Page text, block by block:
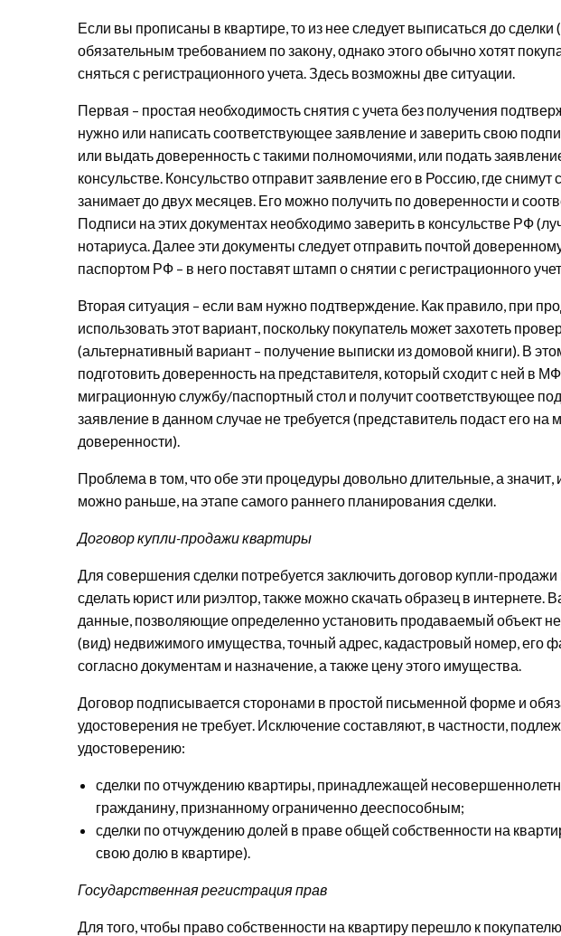
Если вы прописаны в квартире, то из нее следует выписаться до сделки
обязательным требованием по закону, однако этого обычно хотят
сняться с регистрационного учета. Здесь возможны две ситуации.
Первая – простая необходимость снятия с учета без получения
нужно или написать соответствующее заявление и заверить свою
или выдать доверенность с такими полномочиями, или подать
консульстве. Консульство отправит заявление его в Россию, где снимут
занимает до двух месяцев. Его можно получить по доверенности и
Подписи на этих документах необходимо заверить в консульстве РФ
нотариуса. Далее эти документы следует отправить почтой
паспортом РФ – в него поставят штамп о снятии с регистрационного
Вторая ситуация – если вам нужно подтверждение. Как правило, при
использовать этот вариант, поскольку покупатель может захотеть
(альтернативный вариант – получение выписки из домовой книги). В
подготовить доверенность на представителя, который сходит с ней в
миграционную службу/паспортный стол и получит соответствующее
заявление в данном случае не требуется (представитель подаст его на
доверенности).
Проблема в том, что обе эти процедуры довольно длительные, а значит,
можно раньше, на этапе самого раннего планирования сделки.
Договор купли-продажи квартиры
Для совершения сделки потребуется заключить договор купли-
сделать юрист или риэлтор, также можно скачать образец в интернете.
данные, позволяющие определенно установить продаваемый объект
(вид) недвижимого имущества, точный адрес, кадастровый номер, его
согласно документам и назначение, а также цену этого имущества.
Договор подписывается сторонами в простой письменной форме и
удостоверения не требует. Исключение составляют, в частности,
удостоверению:
сделки по отчуждению квартиры, принадлежащей
гражданину, признанному ограниченно дееспособным;
сделки по отчуждению долей в праве общей собственности на
свою долю в квартире).
Государственная регистрация прав
Для того, чтобы право собственности на квартиру перешло к